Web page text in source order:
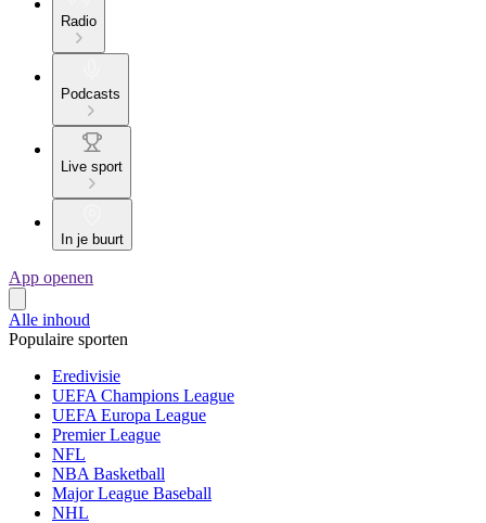
Radio
Podcasts
Live sport
In je buurt
App openen
Alle inhoud
Populaire sporten
Eredivisie
UEFA Champions League
UEFA Europa League
Premier League
NFL
NBA Basketball
Major League Baseball
NHL